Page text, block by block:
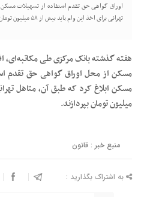
اوراق گواهی حق تقدم استفاده از تسهیلات
تهرانی برای اخذ این وام باید بیش از ۵۸ میلیون تومان بپردازند.
هفته گذشته بانک مرکزی طی
مسکن از محل اوراق گواهی حق تقدم
میلیون تومان بپردازند.
منبع خبر : قانون
به اشتراک بگذارید :